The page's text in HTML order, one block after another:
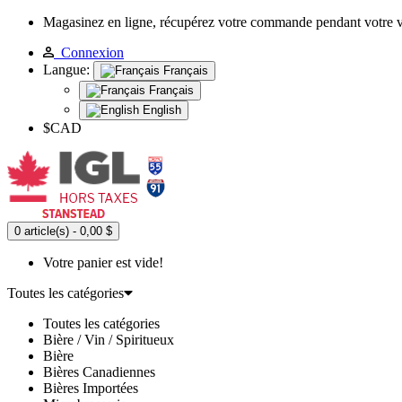
Magasinez en ligne, récupérez votre commande pendant votre
Connexion
Langue:
Français
Français
English
$CAD
0 article(s) - 0,00 $
Votre panier est vide!
Toutes les catégories
Toutes les catégories
Bière / Vin / Spiritueux
Bière
Bières Canadiennes
Bières Importées